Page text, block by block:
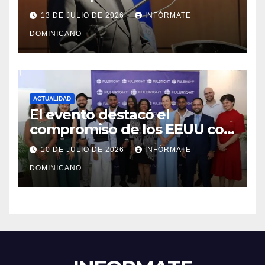
modernización, expansión y
transformación institucional
13 DE JULIO DE 2026 INFÓRMATE
DOMINICANO
ACTUALIDAD
El evento destacó el
compromiso de los EEUU con
el liderazgo, la innovación y la
excelencia académica por
más de ocho décadas.
10 DE JULIO DE 2026 INFÓRMATE
DOMINICANO